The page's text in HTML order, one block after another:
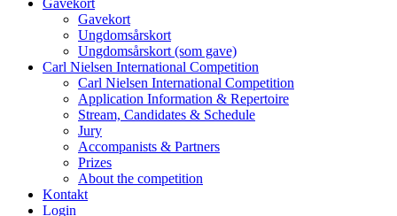
Gavekort
Ungdomsårskort
Ungdomsårskort (som gave)
Carl Nielsen International Competition
Carl Nielsen International Competition
Application Information & Repertoire
Stream, Candidates & Schedule
Jury
Accompanists & Partners
Prizes
About the competition
Kontakt
Login